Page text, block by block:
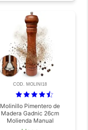
COD. MOLINI18
Molinillo Pimentero de
Madera Gadnic 26cm
Molienda Manual